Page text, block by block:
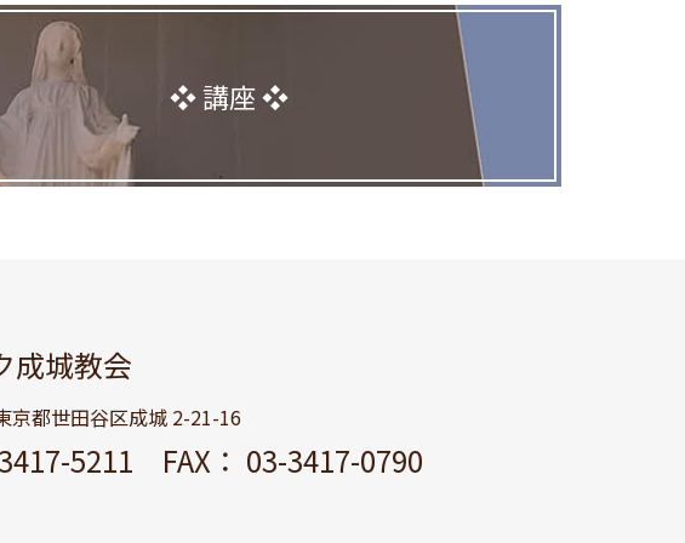
講座
成城教会
都世田谷区成城 2-21-16
5211 FAX： 03-3417-0790